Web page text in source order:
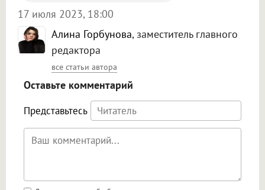
Алина Горбунова, заместитель главного
редактора
все статьи автора
17 июля 2023, 18:00
Оставьте комментарий
Представьтесь